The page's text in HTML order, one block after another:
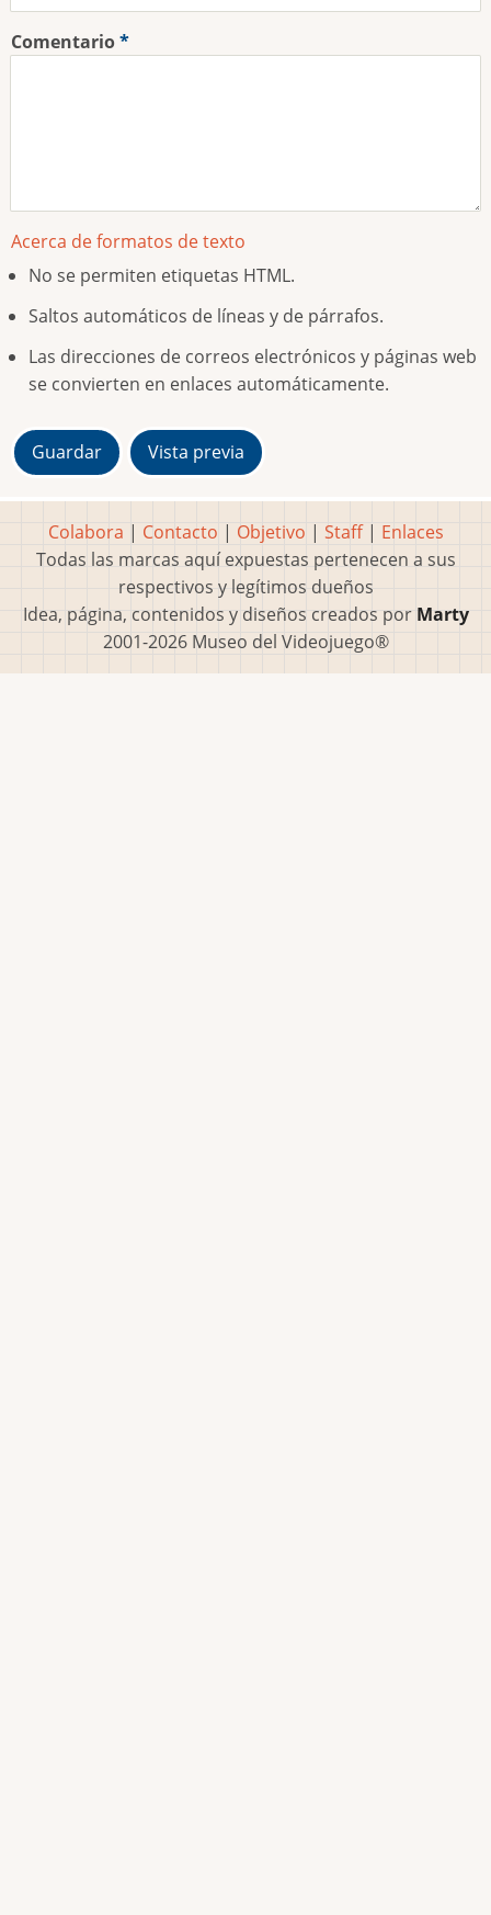
Comentario
Acerca de formatos de texto
No se permiten etiquetas HTML.
Saltos automáticos de líneas y de párrafos.
Las direcciones de correos electrónicos y páginas web
se convierten en enlaces automáticamente.
Colabora | Contacto | Objetivo | Staff| Enlaces
Todas las marcas aquí expuestas pertenecen a sus
respectivos y legítimos dueños
Idea, página, contenidos y diseños creados por Marty
2001-2026 Museo del Videojuego®